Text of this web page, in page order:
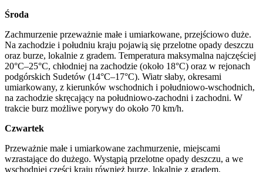
Środa
Zachmurzenie przeważnie małe i umiarkowane, przejściowo duże.
Na zachodzie i południu kraju pojawią się przelotne opady deszczu
oraz burze, lokalnie z gradem. Temperatura maksymalna najczęściej
20°C–25°C, chłodniej na zachodzie (około 18°C) oraz w rejonach
podgórskich Sudetów (14°C–17°C). Wiatr słaby, okresami
umiarkowany, z kierunków wschodnich i południowo-wschodnich,
na zachodzie skręcający na południowo-zachodni i zachodni. W
trakcie burz możliwe porywy do około 70 km/h.
Czwartek
Przeważnie małe i umiarkowane zachmurzenie, miejscami
wzrastające do dużego. Wystąpią przelotne opady deszczu, a we
wschodniej części kraju również burze, lokalnie z gradem.